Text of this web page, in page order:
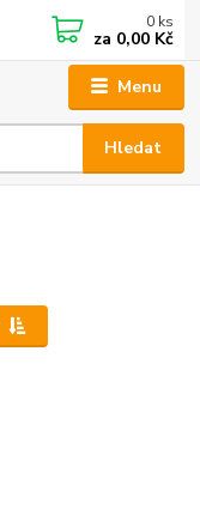
Menu
Hledat
0 ks
za 0,00 Kč